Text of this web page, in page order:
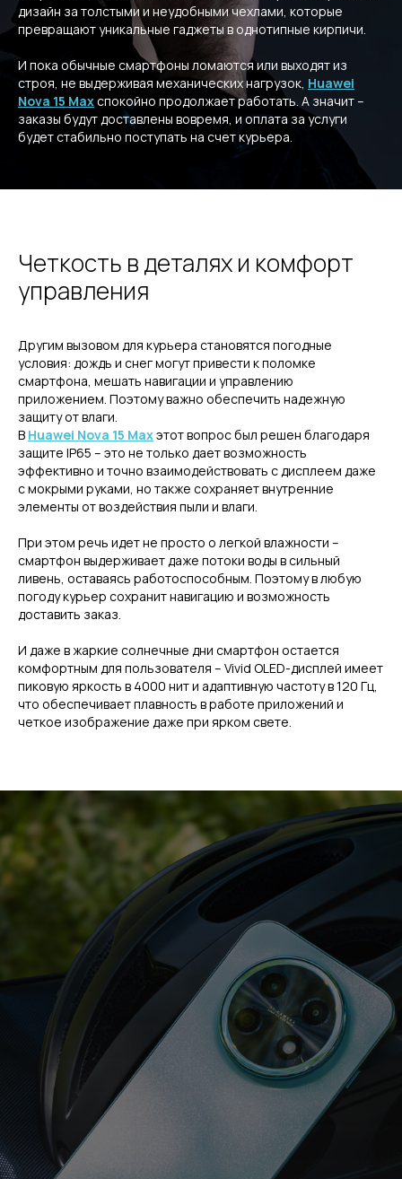
дизайн за толстыми и неудобными чехлами, которые
превращают уникальные гаджеты в однотипные кирпичи.
И пока обычные смартфоны ломаются или выходят из
строя, не выдерживая механических нагрузок, Huawei
Nova 15 Maxспокойно продолжает работать. А значит –
заказы будут доставлены вовремя, и оплата за услуги
будет стабильно поступать на счет курьера.
Четкость в деталях и комфорт
управления
Другим вызовом для курьера становятся погодные
условия: дождь и снег могут привести к поломке
смартфона, мешать навигации и управлению
приложением. Поэтому важно обеспечить надежную
защиту от влаги.
В Huawei Nova 15 Maxэтот вопрос был решен благодаря
защите IP65 – это не только дает возможность
эффективно и точно взаимодействовать с дисплеем даже
с мокрыми руками, но также сохраняет внутренние
элементы от воздействия пыли и влаги.
При этом речь идет не просто о легкой влажности –
смартфон выдерживает даже потоки воды в сильный
ливень, оставаясь работоспособным. Поэтому в любую
погоду курьер сохранит навигацию и возможность
доставить заказ.
И даже в жаркие солнечные дни смартфон остается
комфортным для пользователя – Vivid OLED-дисплей имеет
пиковую яркость в 4000 нит и адаптивную частоту в 120 Гц,
что обеспечивает плавность в работе приложений и
четкое изображение даже при ярком свете.